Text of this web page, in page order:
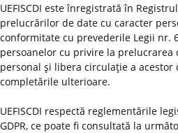
UEFISCDI este înregistrată în
prelucrărilor de date cu caracter
conformitate cu prevederile Legii nr.
persoanelor cu privire la prelucrarea
personal şi libera circulaţie a acestor
completările ulterioare.
UEFISCDI respectă reglementările
GDPR, ce poate fi consultată la